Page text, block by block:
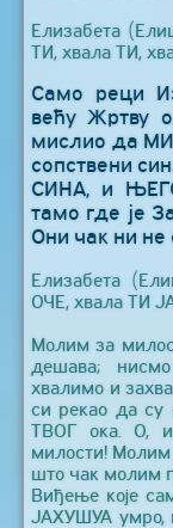
Елизабета
ТИ, хвала ТИ,
Само реци
већу Жртву
мислио да МИ
сопствени
СИНА, и
тамо где је
Они чак ни не
Елизабета
ОЧЕ, хвала ТИ
Молим за
дешава;
хвалимо и
си рекао да
ТВОГ ока. О,
милости!
што чак молим
Виђење које
ЈАХУШУА умро,